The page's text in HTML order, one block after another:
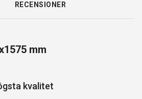
RECENSIONER
mm
kvalitet